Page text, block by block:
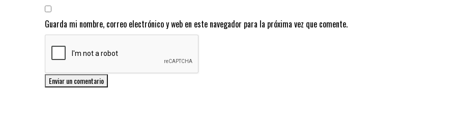
Guarda mi nombre, correo electrónico y web en este navegador para la próxima vez que comente.